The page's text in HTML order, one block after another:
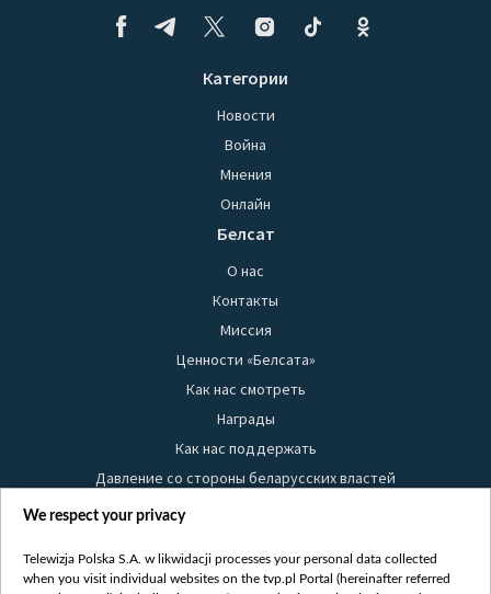
Категории
Новости
Война
Мнения
Онлайн
Белсат
О нас
Контакты
Миссия
Ценности «Белсата»
Как нас смотреть
Награды
Как нас поддержать
Давление со стороны беларусских властей
Правила использования материалов
Безопасность
We respect your privacy
Telewizja Polska S.A. w likwidacji processes your personal data collected
when you visit individual websites on the tvp.pl Portal (hereinafter referred